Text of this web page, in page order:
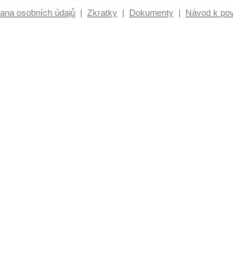
osobních údajů | Zkratky | Dokumenty | Návod k